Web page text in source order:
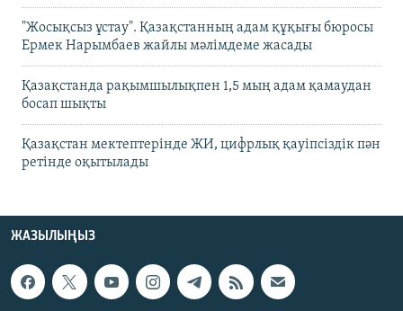
"Жосықсыз ұстау". Қазақстанның адам құқығы бюросы
Ермек Нарымбаев жайлы мәлімдеме жасады
Қазақстанда рақымшылықпен 1,5 мың адам қамаудан
босап шықты
Қазақстан мектептерінде ЖИ, цифрлық қауіпсіздік пән
ретінде оқытылады
ЖАЗЫЛЫҢЫЗ